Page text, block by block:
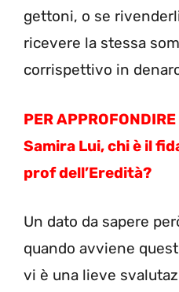
gettoni, o se
ricevere la stessa
corrispettivo in
PER
Samira Lui, chi è il
prof dell’Eredità?
Un dato da sapere
quando avviene
vi è una lieve